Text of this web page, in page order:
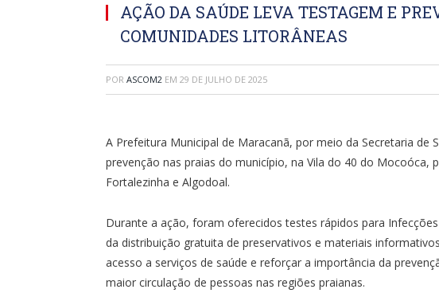
AÇÃO DA SAÚDE LEVA TESTAGEM E
COMUNIDADES LITORÂNEAS
POR ASCOM2 EM 29 DE JULHO DE 2025
A Prefeitura Municipal de Maracanã, por meio da Secretaria de
prevenção nas praias do município, na Vila do 40 do Mocoóca,
Fortalezinha e Algodoal.
Durante a ação, foram oferecidos testes rápidos para
da distribuição gratuita de preservativos e materiais
acesso a serviços de saúde e reforçar a importância da
maior circulação de pessoas nas regiões praianas.